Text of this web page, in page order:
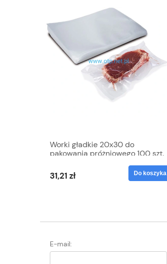
Worki gładkie 20x30 do
pakowania próżniowego 100 szt.
31,21 zł Do koszyka
E-mail: